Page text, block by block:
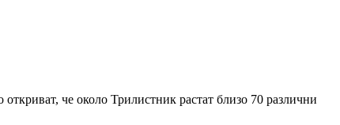
че около Трилистник растат близо 70 различни